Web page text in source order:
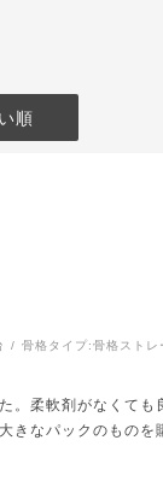
順
骨格タイプ:骨格ストレ
。柔軟剤がなくて
きなパックのものを